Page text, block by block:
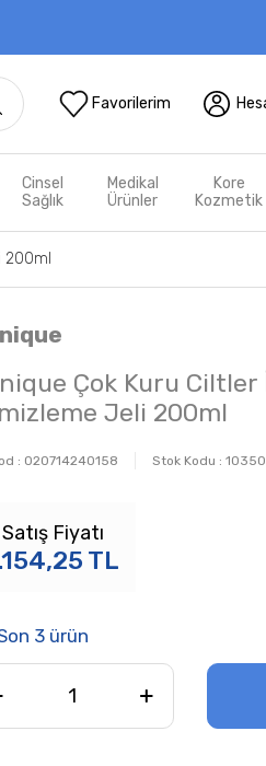
Favorilerim
Cinsel
Sağlık
Medikal
Ürünler
Kore
Kozmetik
200ml
Çok Kuru Ciltler
Jeli 200ml
: 020714240158 Stok Kodu :
Satış Fiyatı
TL
3 ürün